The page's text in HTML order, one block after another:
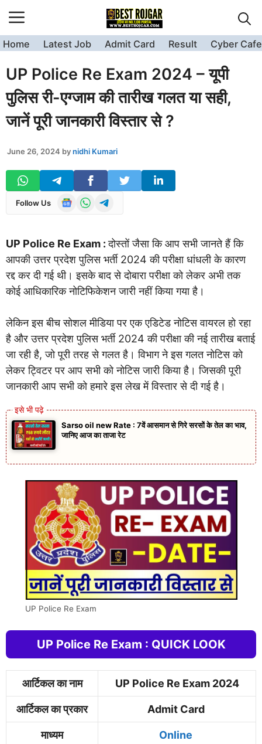
to
content
Home Latest Job Admit Card Result Cyber Cafe
UP Police Re Exam 2024 – यूपी
पुलिस री-एग्जाम की तारीख गलत या सही,
जानें पूरी जानकारी विस्तार से ?
June 26, 2024 bynidhi Kumari
Follow Us
UP Police Re Exam :दोस्तों जैसा कि आप सभी जानते हैं कि
आपकी उत्तर प्रदेश पुलिस भर्ती 2024 की परीक्षा धांधली के कारण
रद्द कर दी गई थी। इसके बाद से दोबारा परीक्षा को लेकर अभी तक
कोई आधिकारिक नोटिफिकेशन जारी नहीं किया गया है।
लेकिन इस बीच सोशल मीडिया पर एक एडिटेड नोटिस वायरल हो रहा
है और उत्तर प्रदेश पुलिस भर्ती 2024 की परीक्षा की नई तारीख बताई
जा रही है, जो पूरी तरह से गलत है। विभाग ने इस गलत नोटिस को
लेकर ट्विटर पर आप सभी को नोटिस जारी किया है। जिसकी पूरी
जानकारी आप सभी को हमारे इस लेख में विस्तार से दी गई है।
Sarso oil new Rate : 7वें आसमान से गिरे सरसों के तेल का भाव,
जानिए आज का ताजा रेट
UP Police Re Exam
UP Police Re Exam : QUICK LOOK
आर्टिकल का नाम UP Police Re Exam 2024
आर्टिकल का प्रकार Admit Card
माध्यम Online